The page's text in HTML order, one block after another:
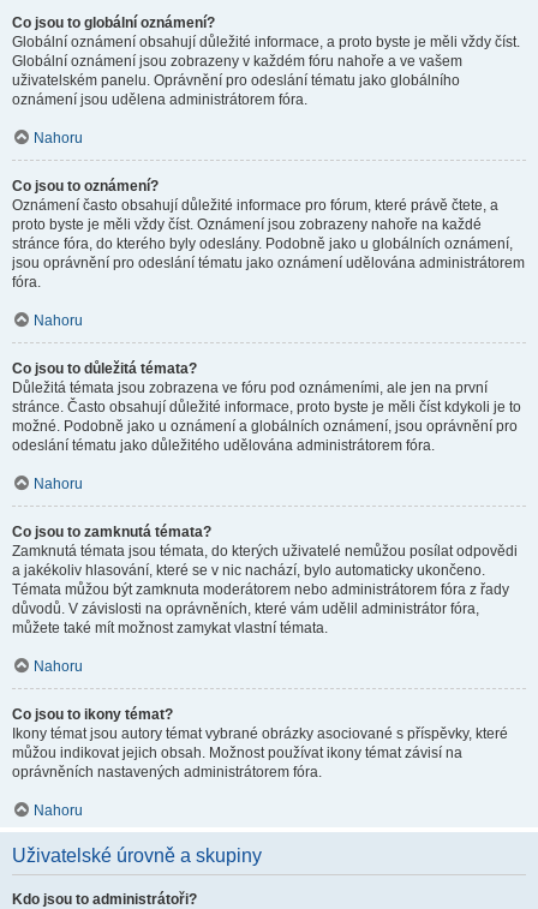
Co jsou to globální oznámení?
Globální oznámení obsahují důležité informace, a proto byste je měli vždy číst.
Globální oznámení jsou zobrazeny v každém fóru nahoře a ve vašem
uživatelském panelu. Oprávnění pro odeslání tématu jako globálního
oznámení jsou udělena administrátorem fóra.
Nahoru
Co jsou to oznámení?
Oznámení často obsahují důležité informace pro fórum, které právě čtete, a
proto byste je měli vždy číst. Oznámení jsou zobrazeny nahoře na každé
stránce fóra, do kterého byly odeslány. Podobně jako u globálních oznámení,
jsou oprávnění pro odeslání tématu jako oznámení udělována administrátorem
fóra.
Nahoru
Co jsou to důležitá témata?
Důležitá témata jsou zobrazena ve fóru pod oznámeními, ale jen na první
stránce. Často obsahují důležité informace, proto byste je měli číst kdykoli je to
možné. Podobně jako u oznámení a globálních oznámení, jsou oprávnění pro
odeslání tématu jako důležitého udělována administrátorem fóra.
Nahoru
Co jsou to zamknutá témata?
Zamknutá témata jsou témata, do kterých uživatelé nemůžou posílat odpovědi
a jakékoliv hlasování, které se v nic nachází, bylo automaticky ukončeno.
Témata můžou být zamknuta moderátorem nebo administrátorem fóra z řady
důvodů. V závislosti na oprávněních, které vám udělil administrátor fóra,
můžete také mít možnost zamykat vlastní témata.
Nahoru
Co jsou to ikony témat?
Ikony témat jsou autory témat vybrané obrázky asociované s příspěvky, které
můžou indikovat jejich obsah. Možnost používat ikony témat závisí na
oprávněních nastavených administrátorem fóra.
Nahoru
Uživatelské úrovně a skupiny
Kdo jsou to administrátoři?